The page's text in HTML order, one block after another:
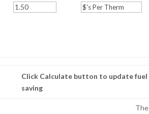
Click Calculate button to update fuel
saving